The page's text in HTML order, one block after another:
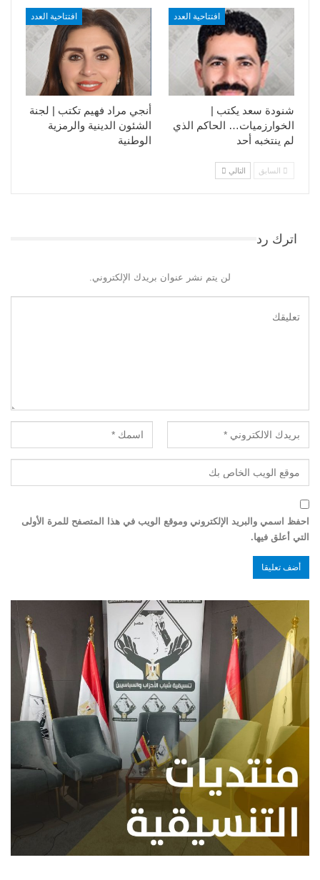
افتتاحية العدد
أنجي مراد فهيم تكتب | لجنة
الشئون الدينية والرمزية
الوطنية
افتتاحية العدد
شنودة سعد يكتب |
الخوارزميات… الحاكم الذي
لم ينتخبه أحد
السابق التالي
اترك رد
لن يتم نشر عنوان بريدك الإلكتروني.
احفظ اسمي والبريد الإلكتروني وموقع الويب في هذا المتصفح للمرة الأولى
التي أعلق فيها.